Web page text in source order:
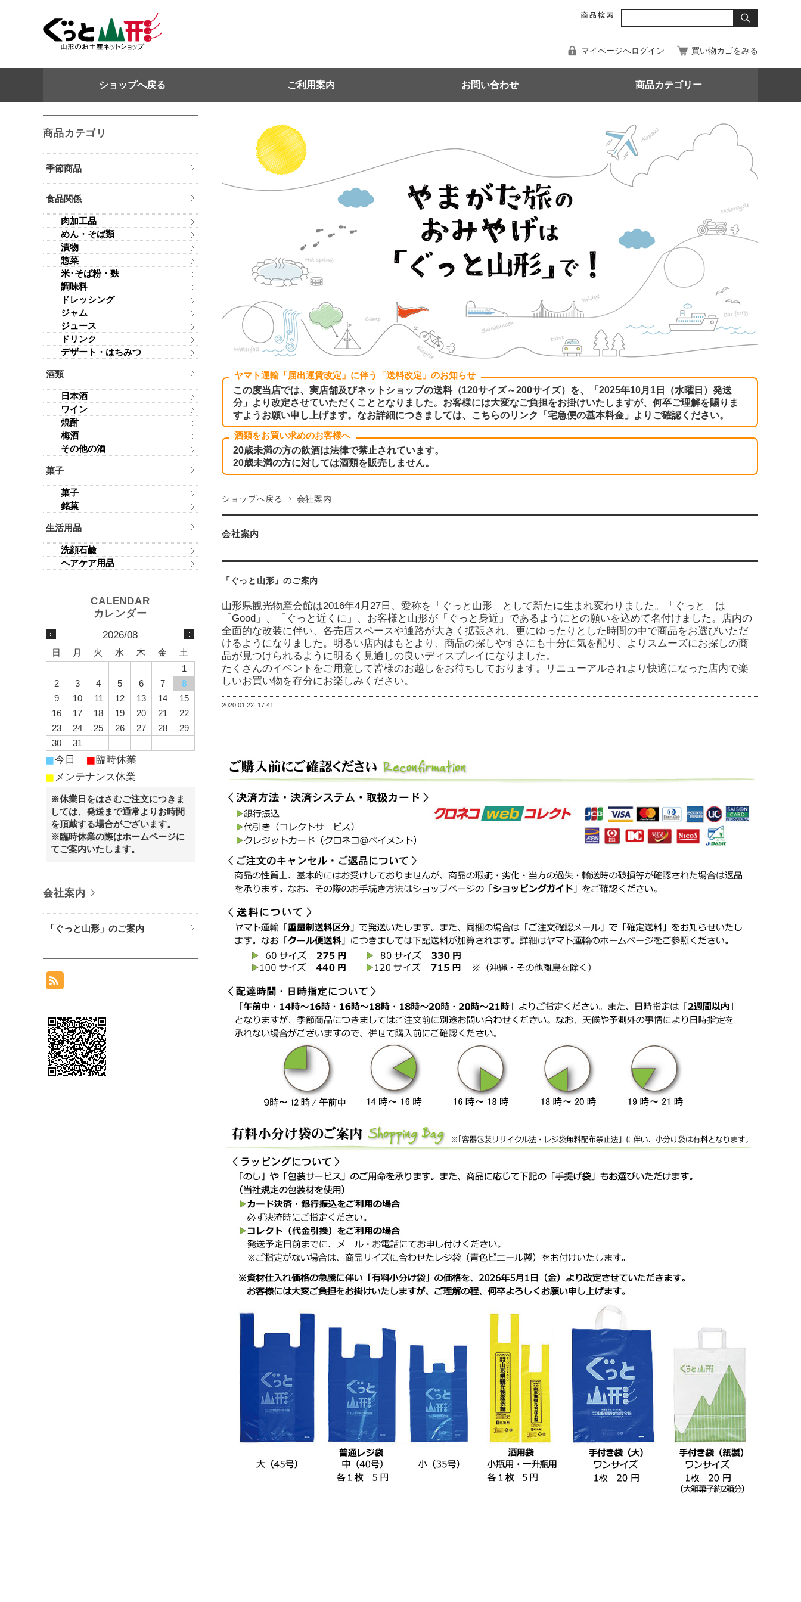
マイページへログイン 買い物カゴをみる
ショップへ戻る ご利用案内 お問い合わせ 商品カテゴリー
ヤマト運輸「届出運賃改定」に伴う「送料改定」のお知らせ
この度当店では、実店舗及びネットショップの送料（120サイズ～200サイズ）を、「2025年10月1日（水曜日）発送
分」より改定させていただくこととなりました。お客様には大変なご負担をお掛けいたしますが、何卒ご理解を賜りま
すようお願い申し上げます。なお詳細につきましては、こちらのリンク
「宅急便の基本料金」 よりご確認ください。
酒類をお買い求めのお客様へ
20歳未満の方の飲酒は法律で禁止されています。
20歳未満の方に対しては酒類を販売しません。
ショップへ戻る 会社案内
会社案内
「ぐっと山形」のご案内
山形県観光物産会館は2016年4月27日、愛称を「ぐっと山形」として新たに生まれ変わりました。「ぐっと」は
「Good」、「ぐっと近くに」、お客様と山形が「ぐっと身近」であるようにとの願いを込めて名付けました。店内の
全面的な改装に伴い、各売店スペースや通路が大きく拡張され、更にゆったりとした時間の中で商品をお選びいただ
けるようになりました。明るい店内はもとより、商品の探しやすさにも十分に気を配り、よりスムーズにお探しの商
品が見つけられるように明るく見通しの良いディスプレイになりました。
たくさんのイベントをご用意して皆様のお越しをお待ちしております。リニューアルされより快適になった店内で楽
しいお買い物を存分にお楽しみください。
2020.01.22 17:41
商品カテゴリ
季節商品
食品関係
肉加工品
めん・そば類
漬物
惣菜
米･そば粉・麩
調味料
ドレッシング
ジャム
ジュース
ドリンク
デザート・はちみつ
酒類
日本酒
ワイン
焼酎
梅酒
その他の酒
菓子
菓子
銘菓
生活用品
洗顔石鹼
ヘアケア用品
2026/08
日 月 火 水 木 金
土
1
2
3 4 5 6 7
8
9
10 11 12 13 14
15
16
17 18 19 20 21
22
23
24 25 26 27 28
29
30
31
■今日 ■臨時休業
■ メンテナンス休業
※休業日をはさむご注文につきま
しては、発送まで通常よりお時間
を頂戴する場合がございます。
※臨時休業の際はホームページに
てご案内いたします。
会社案内
「ぐっと山形」のご案内